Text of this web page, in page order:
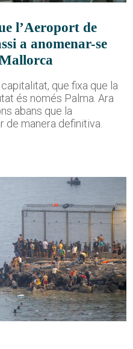
l’Aeroport de
a anomenar-se
que fixa que la
és només Palma. Ara
abans que la
de manera definitiva.